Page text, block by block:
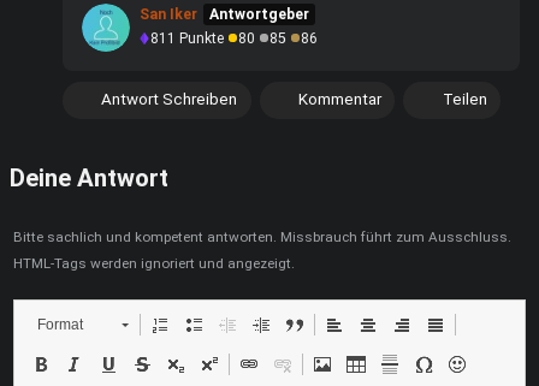
San Iker
Antwortgeber
811 Punkte 80 85 86
Antwort Schreiben Kommentar Teilen
Deine Antwort
Bitte sachlich und kompetent antworten. Missbrauch führt zum Ausschluss.
HTML-Tags werden ignoriert und angezeigt.
Format